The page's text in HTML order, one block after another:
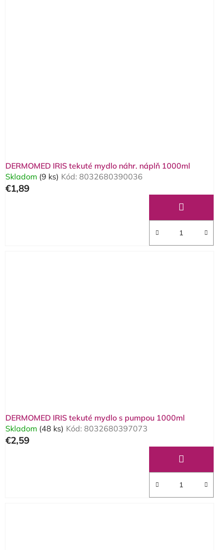
DERMOMED IRIS tekuté mydlo náhr. náplň 1000ml
Skladom (9 ks) Kód: 8032680390036
€1,89
DERMOMED IRIS tekuté mydlo s pumpou 1000ml
Skladom (48 ks) Kód: 8032680397073
€2,59